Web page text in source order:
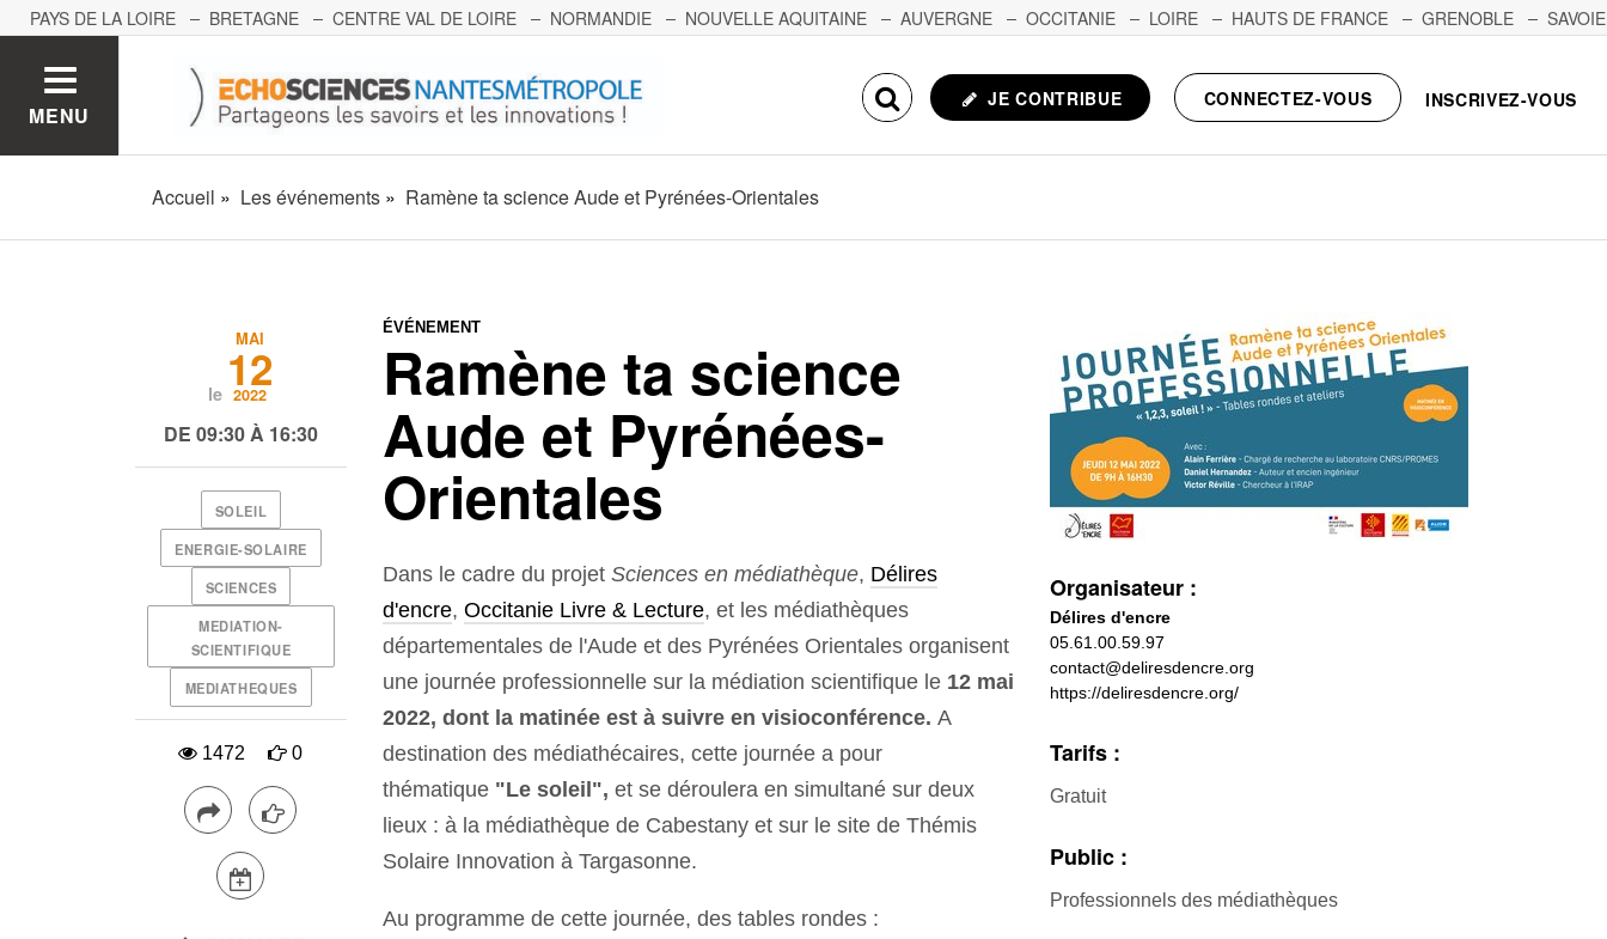
PAYS DE LA LOIRE BRETAGNE CENTRE VAL DE LOIRE NORMANDIE NOUVELLE AQUITAINE AUVERGNE OCCITANIE LOIRE HAUTS DE FRANCE GRENOBLE
SAVOIE
MENU
JE CONTRIBUE CONNECTEZ-VOUS INSCRIVEZ-VOUS
Accueil Les événements Ramène ta science Aude et Pyrénées-Orientales
ÉVÉNEMENT
Ramène ta science
Aude et Pyrénées-
Orientales
Dans le cadre du projet Sciences en médiathèque, Délires
d'encre, Occitanie Livre & Lecture, et les médiathèques
départementales de l'Aude et des Pyrénées Orientales organisent
une journée professionnelle sur la médiation scientifique le 12mai
2022, dont la matinée est à suivre en visioconférence. A
destination des médiathécaires, cette journée a pour
thématique "Le soleil", et se déroulera en simultané sur deux
lieux : à la médiathèque de Cabestany et sur le site de Thémis
Solaire Innovation à Targasonne.
Au programme de cette journée, des tables rondes :
Organisateur :
Délires d'encre
05.61.00.59.97
contact@deliresdencre.org
https://deliresdencre.org/
Tarifs :
Gratuit
Public :
Professionnels des médiathèques
le
MAI
12
2022
DE 09:30 À 16:30
SOLEIL
ENERGIE-SOLAIRE
SCIENCES
MEDIATION-
SCIENTIFIQUE
MEDIATHEQUES
1472 0